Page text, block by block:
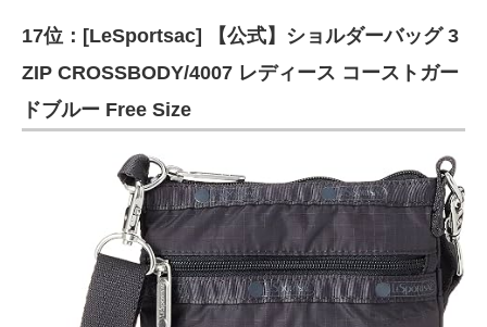
17位：[LeSportsac] 【公式】ショルダーバッグ 3
ZIP CROSSBODY/4007 レディース コーストガー
ドブルー Free Size